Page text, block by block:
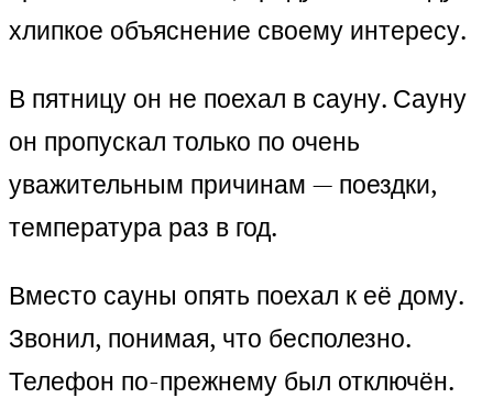
хлипкое объяснение своему интересу.
В пятницу он не поехал в сауну. Сауну
он пропускал только по очень
уважительным причинам — поездки,
температура раз в год.
Вместо сауны опять поехал к её дому.
Звонил, понимая, что бесполезно.
Телефон по-прежнему был отключён.